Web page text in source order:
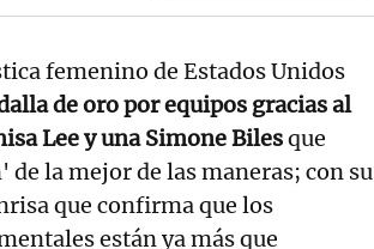
femenino de Estados Unidos
de oro por equipos gracias al
Lee y una Simone Bilesque
la mejor de las maneras; con su
que confirma que los
están ya más que